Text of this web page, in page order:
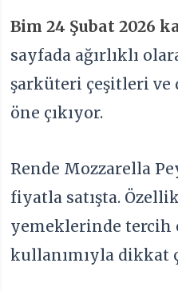
Bim 24 Şubat 2026
sayfada ağırlıklı
şarküteri çeşitleri ve
öne çıkıyor.
Rende Mozzarella
fiyatla satışta.
yemeklerinde
kullanımıyla dikkat